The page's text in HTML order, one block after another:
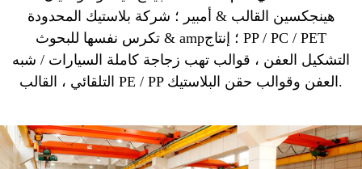
هينجكسين القالب & أمبير ؛ شركة بلاستيك المحدودة
تكرس نفسها للبحوث & amp؛ إنتاج PP / PC / PET
التشكيل العفن ، قوالب تهب زجاجة كاملة السيارات / شبه
التلقائي ، القالب PE / PP العفن وقوالب حقن البلاستيك.